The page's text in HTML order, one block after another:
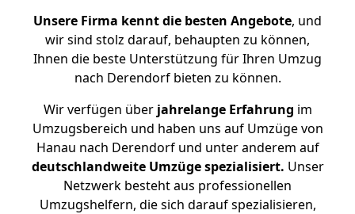
Unsere Firma kennt die besten Angebote, und
wir sind stolz darauf, behaupten zu können,
Ihnen die beste Unterstützung für Ihren Umzug
nach Derendorf bieten zu können.
Wir verfügen überjahrelange Erfahrung im
Umzugsbereich und haben uns auf Umzüge von
Hanau nach Derendorf und unter anderem auf
deutschlandweite Umzüge spezialisiert. Unser
Netzwerk besteht aus professionellen
Umzugshelfern, die sich darauf spezialisieren,